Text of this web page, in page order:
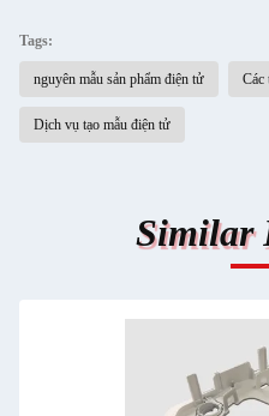
Tags:
nguyên mẫu sản phẩm điện tử Các
Dịch vụ tạo mẫu điện tử
Similar